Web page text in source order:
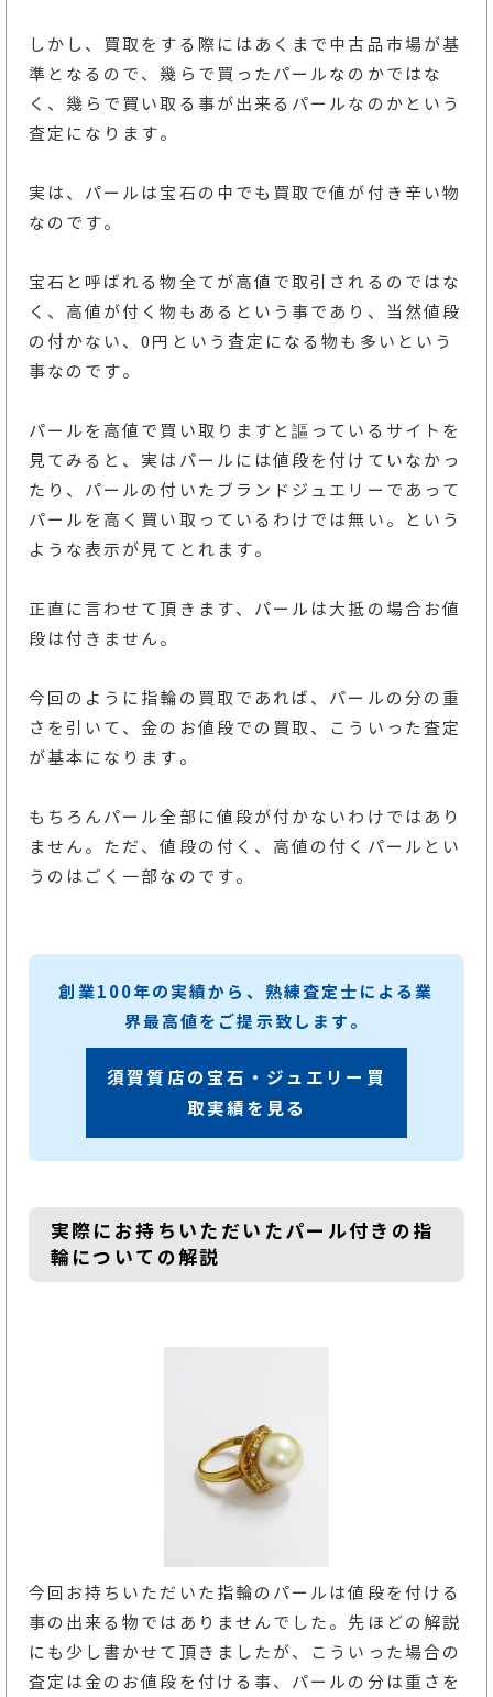
しかし、買取をする際にはあくまで中古品市場が基
準となるので、幾らで買ったパールなのかではな
く、幾らで買い取る事が出来るパールなのかという
査定になります。
実は、パールは宝石の中でも買取で値が付き辛い物
なのです。
宝石と呼ばれる物全てが高値で取引されるのではな
く、高値が付く物もあるという事であり、当然値段
の付かない、0円という査定になる物も多いという
事なのです。
パールを高値で買い取りますと謳っているサイトを
見てみると、実はパールには値段を付けていなかっ
たり、パールの付いたブランドジュエリーであって
パールを高く買い取っているわけでは無い。という
ような表示が見てとれます。
正直に言わせて頂きます、パールは大抵の場合お値
段は付きません。
今回のように指輪の買取であれば、パールの分の重
さを引いて、金のお値段での買取、こういった査定
が基本になります。
もちろんパール全部に値段が付かないわけではあり
ません。ただ、値段の付く、高値の付くパールとい
うのはごく一部なのです。
創業100年の実績から、熟練査定士による業
界最高値をご提示致します。
須賀質店の宝石・ジュエリー買
取実績を見る
実際にお持ちいただいたパール付きの指
輪についての解説
今回お持ちいただいた指輪のパールは値段を付ける
事の出来る物ではありませんでした。先ほどの解説
にも少し書かせて頂きましたが、こういった場合の
査定は金のお値段を付ける事、パールの分は重さを